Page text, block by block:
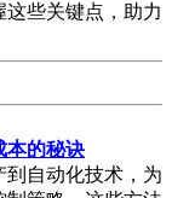
些关键点，助力
本的秘诀
到自动化技术，为